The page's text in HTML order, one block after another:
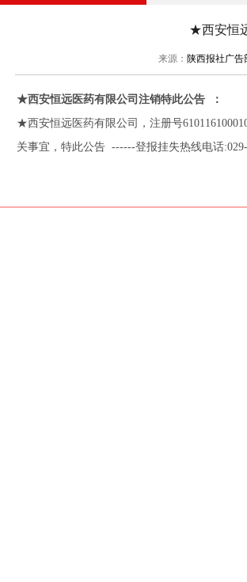
★西安恒
来源： 陕西报社广告
★西安恒远医药有限公司注销特此公告 ：
★西安恒远医药有限公司，注册号
关事宜，特此公告 ------登报挂失热线电话:029-